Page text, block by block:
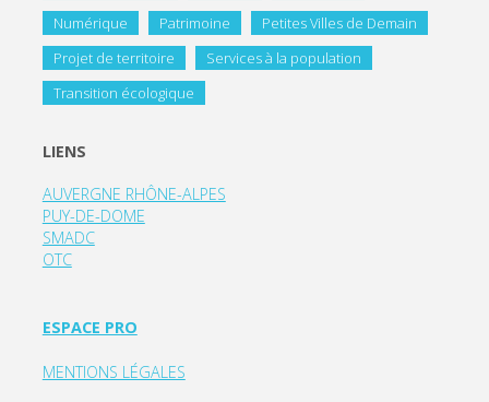
Numérique
Patrimoine
Petites Villes de Demain
Projet de territoire
Services à la population
Transition écologique
LIENS
AUVERGNE RHÔNE-ALPES
PUY-DE-DOME
SMADC
OTC
ESPACE PRO
MENTIONS LÉGALES